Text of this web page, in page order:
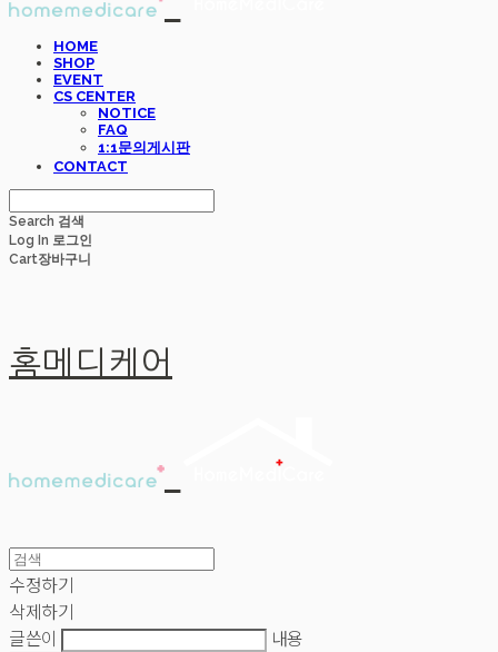
HOME
SHOP
EVENT
CS CENTER
NOTICE
FAQ
1:1문의게시판
CONTACT
Search 검색
Log In 로그인
Cart장바구니
홈메디케어
수정하기
삭제하기
글쓴이
내용